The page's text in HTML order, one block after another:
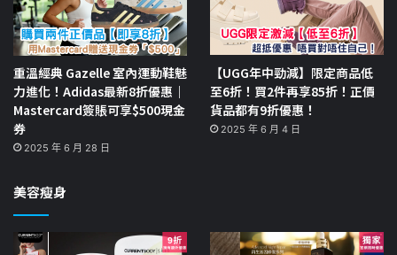
重溫經典 Gazelle 室內運動鞋魅
力進化！Adidas最新8折優惠｜
Mastercard簽賬可享$500現金
券
2025 年 6 月 28 日
【UGG年中勁減】限定商品低
至6折！買2件再享85折！正價
貨品都有9折優惠！
2025 年 6 月 4 日
美容瘦身